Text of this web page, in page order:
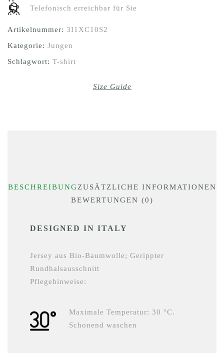
Telefonisch erreichbar für Sie
Artikelnummer: 3I1XC10S2
Kategorie: Jungen
Schlagwort: T-shirt
Size Guide
BESCHREIBUNGZUSÄTZLICHE INFORMATIONEN
BEWERTUNGEN (0)
DESIGNED IN ITALY
Jersey aus Bio-Baumwolle; Gerippter
Rundhalsausschnitt
Pflegehinweise:
Maximale Temperatur: 30 °C.
Schonend waschen